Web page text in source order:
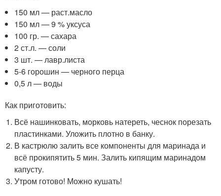
150 мл — раст.масло
150 мл — 9 % уксуса
100 гр. — сахара
2 ст.л. — соли
3 шт. — лавр.листа
5-6 горошин — черного перца
0,5 л — воды
Как приготовить:
Всё нашинковать, морковь натереть, чеснок порезать
пластинками. Уложить плотно в банку.
В кастрюлю залить все компоненты для маринада и
всё прокипятить 5 мин. Залить кипящим маринадом
капусту.
Утром готово! Можно кушать!